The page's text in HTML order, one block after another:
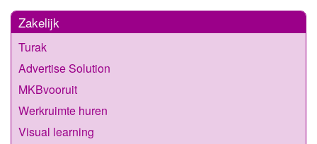
Zakelijk
Turak
Advertise Solution
MKBvooruit
Werkruimte huren
Visual learning